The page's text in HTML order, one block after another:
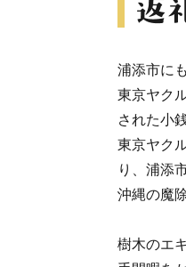
浦添市に
東京ヤク
された小
東京ヤク
り、浦添
沖縄の魔
樹木のエ